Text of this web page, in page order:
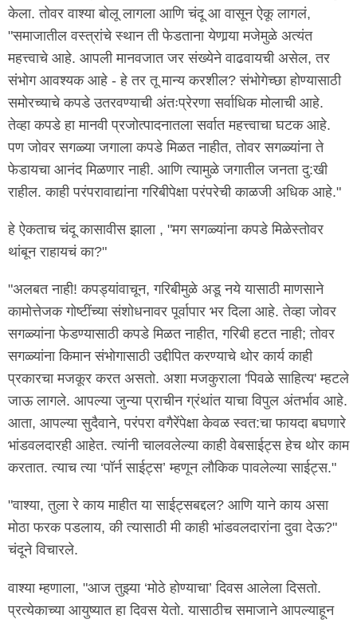
केला. तोवर वाश्या बोलू लागला आणि चंदू आ वासून ऐकू लागलं,
"समाजातील वस्त्रांचे स्थान ती फेडताना येणार्‍या मजेमुळे अत्यंत
महत्त्वाचे आहे. आपली मानवजात जर संख्येने वाढवायची असेल, तर
संभोग आवश्यक आहे - हे तर तू मान्य करशील? संभोगेच्छा होण्यासाठी
समोरच्याचे कपडे उतरवण्याची अंतःप्रेरणा सर्वाधिक मोलाची आहे.
तेव्हा कपडे हा मानवी प्रजोत्पादनातला सर्वात महत्त्वाचा घटक आहे.
पण जोवर सगळ्या जगाला कपडे मिळत नाहीत, तोवर सगळ्यांना ते
फेडायचा आनंद मिळणार नाही. आणि त्यामुळे जगातील जनता दु:खी
राहील. काही परंपरावाद्यांना गरिबीपेक्षा परंपरेची काळजी अधिक आहे."
हे ऐकताच चंदू कासावीस झाला , "मग सगळ्यांना कपडे मिळेस्तोवर
थांबून राहायचं का?"
"अलबत नाही! कपड्यांवाचून, गरिबीमुळे अडू नये यासाठी माणसाने
कामोत्तेजक गोष्टींच्या संशोधनावर पूर्वापार भर दिला आहे. तेव्हा जोवर
सगळ्यांना फेडण्यासाठी कपडे मिळत नाहीत, गरिबी हटत नाही; तोवर
सगळ्यांना किमान संभोगासाठी उद्दीपित करण्याचे थोर कार्य काही
प्रकारचा मजकूर करत असतो. अशा मजकुराला 'पिवळे साहित्य' म्हटले
जाऊ लागले. आपल्या जुन्या प्राचीन ग्रंथांत याचा विपुल अंतर्भाव आहे.
आता, आपल्या सुदैवाने, परंपरा वगैरेंपेक्षा केवळ स्वत:चा फायदा बघणारे
भांडवलदारही आहेत. त्यांनी चालवलेल्या काही वेबसाईट्स हेच थोर काम
करतात. त्याच त्या ‘पॉर्न साईट्स’ म्हणून लौकिक पावलेल्या साईट्स."
"वाश्या, तुला रे काय माहीत या साईट्सबद्दल? आणि याने काय असा
मोठा फरक पडलाय, की त्यासाठी मी काही भांडवलदारांना दुवा देऊ?"
चंदूने विचारले.
वाश्या म्हणाला, "आज तुझ्या ‘मोठे होण्याचा’ दिवस आलेला दिसतो.
प्रत्येकाच्या आयुष्यात हा दिवस येतो. यासाठीच समाजाने आपल्याहून